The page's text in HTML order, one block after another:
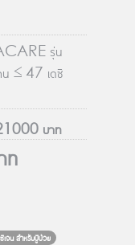
รุ่น
≤ 47 เดซิ
บาท
ท
จน สำหรับปู้ป่วย